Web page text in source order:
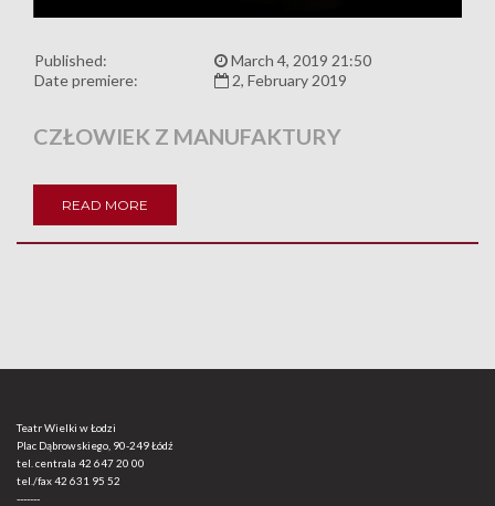
Published:
March 4, 2019 21:50
Date premiere:
2, February 2019
CZŁOWIEK Z MANUFAKTURY
READ MORE
Teatr Wielki w Łodzi
Plac Dąbrowskiego, 90-249 Łódź
tel. centrala 42 647 20 00
tel./fax42 631 95 52
-------